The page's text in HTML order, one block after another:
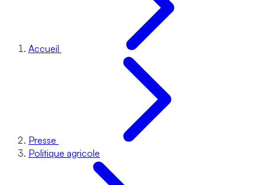
Accueil
Presse
Politique agricole